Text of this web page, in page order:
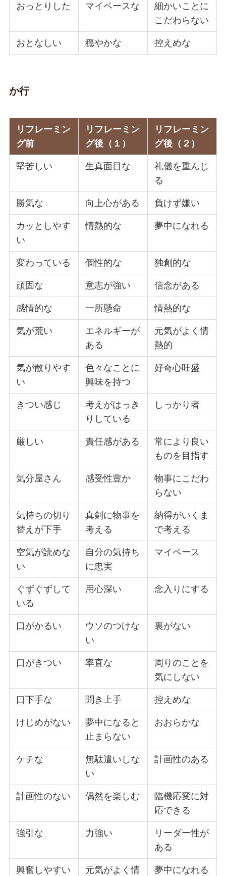
おっとりした マイペースな
細かいことに
こだわらない
おとなしい 穏やかな 控えめな
か行
リフレーミン
グ前
リフレーミン
グ後（１）
リフレーミン
グ後（２）
堅苦しい 生真面目な
礼儀を重んじ
る
勝気な 向上心がある 負けず嫌い
カッとしやす
い
情熱的な 夢中になれる
変わっている 個性的な 独創的な
頑固な 意志が強い 信念がある
感情的な 一所懸命 情熱的な
気が荒い
エネルギーが
ある
元気がよく情
熱的
気が散りやす
い
色々なことに
興味を持つ
好奇心旺盛
きつい感じ
考えがはっき
りしている
しっかり者
厳しい 責任感がある
常により良い
ものを目指す
気分屋さん 感受性豊か
物事にこだわ
らない
気持ちの切り
替えが下手
真剣に物事を
考える
納得がいくま
で考える
空気が読めな
い
自分の気持ち
に忠実
マイペース
ぐずぐずして
いる
用心深い 念入りにする
口がかるい
ウソのつけな
い
裏がない
口がきつい 率直な
周りのことを
気にしない
口下手な 聞き上手 控えめな
けじめがない
夢中になると
止まらない
おおらかな
ケチな
無駄遣いしな
い
計画性のある
計画性のない 偶然を楽しむ
臨機応変に対
応できる
強引な 力強い
リーダー性が
ある
興奮しやすい 元気がよく情 夢中になれる